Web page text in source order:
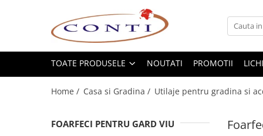
Toate Produsele
Casa si Gradina
Utilaje pentru gradina si accesorii
Atomizoare si Pulverizatoare
Drujbe si fierastraie cu lant
TOATE PRODUSELE NOUTATI PROMOTII
Home / Casa si Gradina / Utilaje pentru gradina si
FOARFECI PENTRU GARD VIU